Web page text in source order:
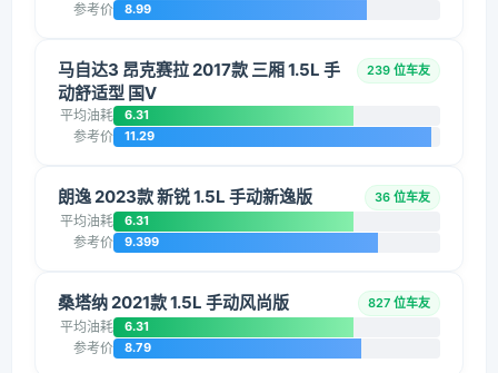
参考价 8.99
马自达3 昂克赛拉 2017款 三厢 1.5L 手
动舒适型 国V
239 位车友
平均油耗 6.31
参考价 11.29
朗逸 2023款 新锐 1.5L 手动新逸版 36 位车友
平均油耗 6.31
参考价 9.399
桑塔纳 2021款 1.5L 手动风尚版 827 位车友
平均油耗 6.31
参考价 8.79